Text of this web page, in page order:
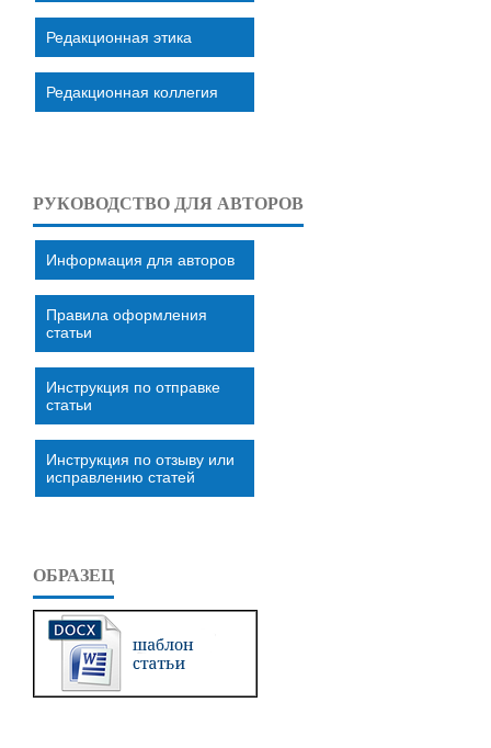
Редакционная этика
Редакционная коллегия
РУКОВОДСТВО ДЛЯ АВТОРОВ
Информация для авторов
Правила оформления
статьи
Инструкция по отправке
статьи
Инструкция по отзыву или
исправлению статей
ОБРАЗЕЦ